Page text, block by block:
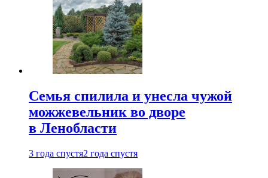
Семья спилила и унесла чужой
можжевельник во дворе
в Ленобласти
3 года спустя2 года спустя